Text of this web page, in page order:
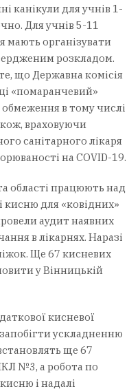
канікули для учнів 1-
Для учнів 5-11
мають організувати
розкладом.
що Державна комісія
«помаранчевий»
обмеження в тому числі
враховуючи
санітарного лікаря
на COVID-19.
області працюють над
кисню для «ковідних»
аудит наявних
в лікарнях. Наразі
Ще 67 кисневих
у Вінницькій
кисневої
ускладненню
ще 67
№3, а робота по
і надалі